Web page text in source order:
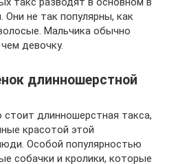
Они не так популярны, как
Мальчика обычно
девочку.
длинношерстной
длинношерстная такса,
красотой этой
Особой популярностью
собачки и кролики, которые